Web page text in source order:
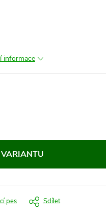
informace
pes Sdílet